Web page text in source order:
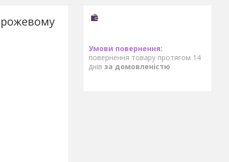
повернення товару протягом 14
днів за домовленістю